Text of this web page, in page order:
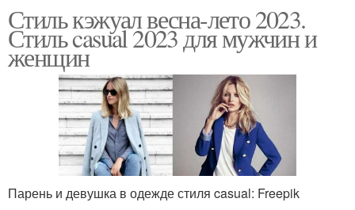
Стиль кэжуал весна-лето 2023.
Стиль casual 2023 для мужчин и
женщин
Парень и девушка в одежде стиля casual: Freepik